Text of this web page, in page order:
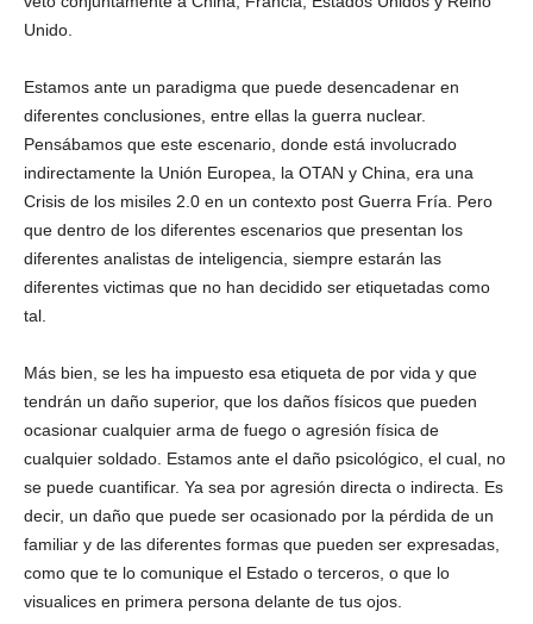
Unido.
Estamos ante un paradigma que puede desencadenar en
diferentes conclusiones, entre ellas la guerra nuclear.
Pensábamos que este escenario, donde está involucrado
indirectamente la Unión Europea, la OTAN y China, era una
Crisis de los misiles 2.0 en un contexto post Guerra Fría. Pero
que dentro de los diferentes escenarios que presentan los
diferentes analistas de inteligencia, siempre estarán las
diferentes victimas que no han decidido ser etiquetadas como
tal.
Más bien, se les ha impuesto esa etiqueta de por vida y que
tendrán un daño superior, que los daños físicos que pueden
ocasionar cualquier arma de fuego o agresión física de
cualquier soldado. Estamos ante el daño psicológico, el cual, no
se puede cuantificar. Ya sea por agresión directa o indirecta. Es
decir, un daño que puede ser ocasionado por la pérdida de un
familiar y de las diferentes formas que pueden ser expresadas,
como que te lo comunique el Estado o terceros, o que lo
visualices en primera persona delante de tus ojos.